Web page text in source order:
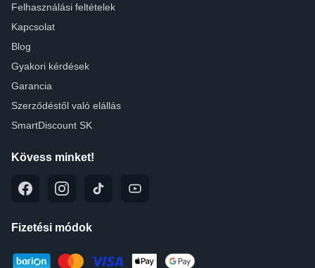
Felhasználási feltételek
Kapcsolat
Blog
Gyakori kérdések
Garancia
Szerződéstől való elállás
SmartDiscount SK
Kövess minket!
Fizetési módok